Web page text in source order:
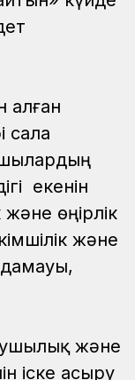
алған
сала
екенін
өңірлік
және
және
іске асыру